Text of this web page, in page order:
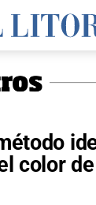
color